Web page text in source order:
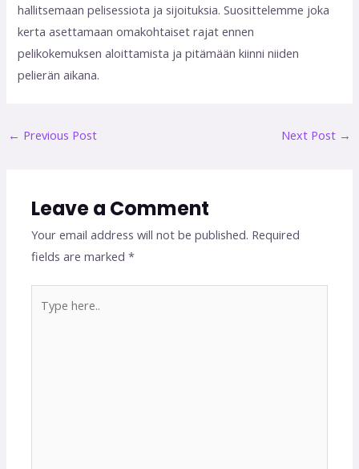
hallitsemaan pelisessiota ja sijoituksia. Suosittelemme joka
kerta asettamaan omakohtaiset rajat ennen
pelikokemuksen aloittamista ja pitämään kiinni niiden
pelierän aikana.
← Previous Post Next Post →
Leave a Comment
Your email address will not be published. Required
fields are marked*
here..